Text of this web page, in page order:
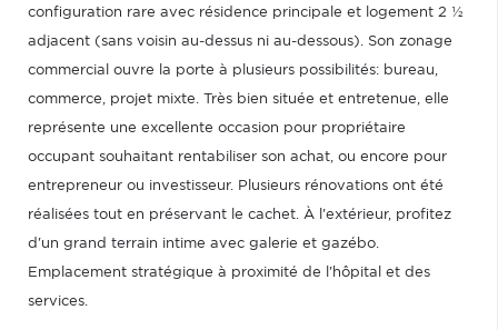
configuration rare avec résidence principale et logement 2 ½
adjacent (sans voisin au-dessus ni au-dessous). Son zonage
commercial ouvre la porte à plusieurs possibilités: bureau,
commerce, projet mixte. Très bien située et entretenue, elle
représente une excellente occasion pour propriétaire
occupant souhaitant rentabiliser son achat, ou encore pour
entrepreneur ou investisseur. Plusieurs rénovations ont été
réalisées tout en préservant le cachet. À l'extérieur, profitez
d'un grand terrain intime avec galerie et gazébo.
Emplacement stratégique à proximité de l'hôpital et des
services.